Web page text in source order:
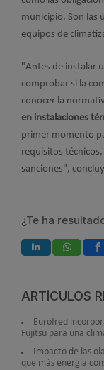
municipio. Son las
equipos de
"Antes de instalar
comprobar si la
conocer la
en instalaciones
primer momento
requisitos
sanciones",
¿Te ha
ARTÍCULOS
Eurofred
Fujitsu para una
Impacto de las
que más energía